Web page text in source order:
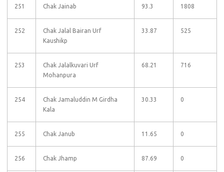
251 Chak Jainab 93.3 1808
252
Chak Jalal Bairan Urf
Kaushikp
33.87 525
253
Chak Jalalkuvari Urf
Mohanpura
68.21 716
254
Chak Jamaluddin M Girdha
Kala
30.33 0
255 Chak Janub 11.65 0
256 Chak Jhamp 87.69 0